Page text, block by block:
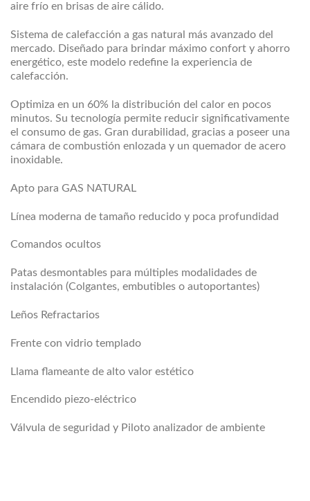
aire frío en brisas de aire cálido.
Sistema de calefacción a gas natural más avanzado del
mercado. Diseñado para brindar máximo confort y ahorro
energético, este modelo redefine la experiencia de
calefacción.
Optimiza en un 60% la distribución del calor en pocos
minutos. Su tecnología permite reducir significativamente
el consumo de gas. Gran durabilidad, gracias a poseer una
cámara de combustión enlozada y un quemador de acero
inoxidable.
Apto para GAS NATURAL
Línea moderna de tamaño reducido y poca profundidad
Comandos ocultos
Patas desmontables para múltiples modalidades de
instalación (Colgantes, embutibles o autoportantes)
Leños Refractarios
Frente con vidrio templado
Llama flameante de alto valor estético
Encendido piezo-eléctrico
Válvula de seguridad y Piloto analizador de ambiente